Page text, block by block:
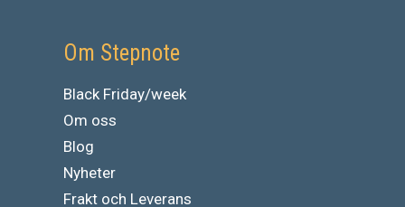
Om Stepnote
Black Friday/week
Om oss
Blog
Nyheter
Frakt och Leverans